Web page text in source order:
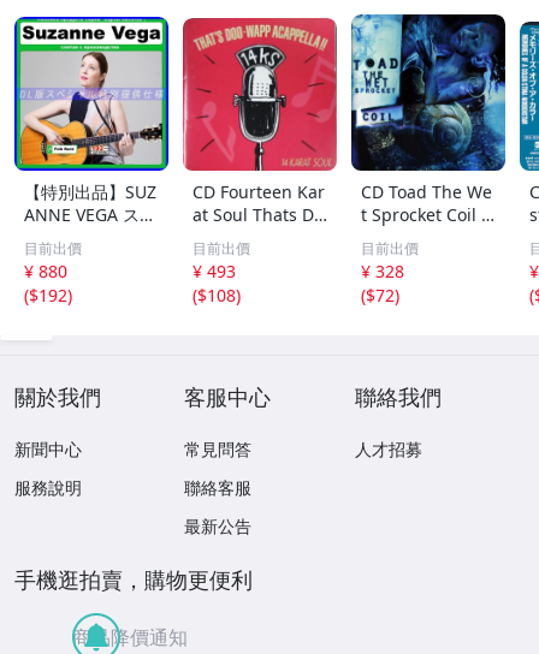
【特別出品】SUZ
ANNE VEGA スザ
ンヌ・ヴェガ 精
選集 100歌 音楽D
L(MP3CD)☆
目前出價
¥ 880
($192)
CD Fourteen Kar
at Soul Thats Do
o-Wapp Acappel
la PCCY00374 Ca
nyon Internatio
nal /00110
目前出價
¥ 493
($108)
CD Toad The We
t Sprocket Coil C
K67862 Columbi
a /00110
目前出價
¥ 328
($72)
(
關於我們
新聞中心
服務說明
客服中心
常見問答
聯絡客服
最新公告
聯絡我們
人才招募
手機逛拍賣，購物更便利
商品降價通知